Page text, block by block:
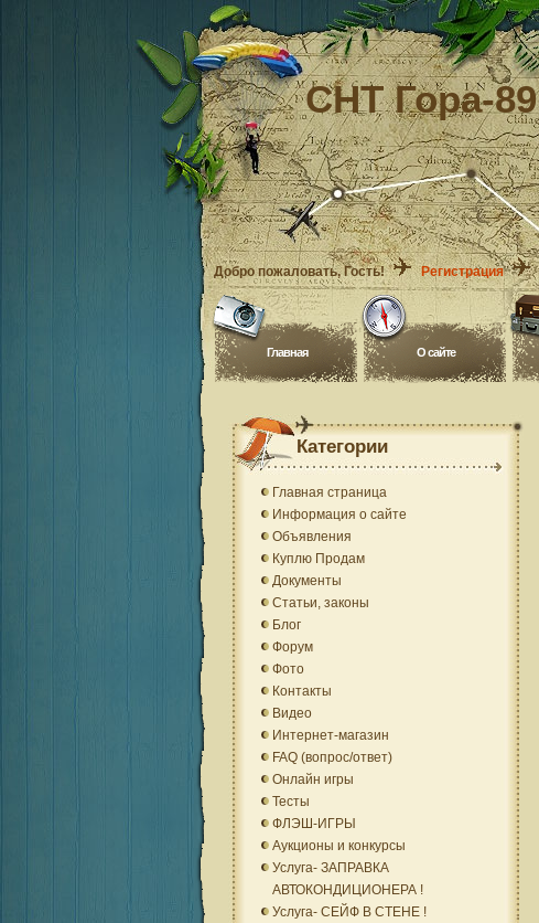
СНТ Гора-89
Добро пожаловать, Гость! Регистрация
Главная O сайте
Категории
Главная страница
Информация о сайте
Объявления
Куплю Продам
Документы
Статьи, законы
Блог
Форум
Фото
Контакты
Видео
Интернет-магазин
FAQ (вопрос/ответ)
Онлайн игры
Тесты
ФЛЭШ-ИГРЫ
Аукционы и конкурсы
Услуга- ЗАПРАВКА
АВТОКОНДИЦИОНЕРА !
Услуга- СЕЙФ В СТЕНЕ !